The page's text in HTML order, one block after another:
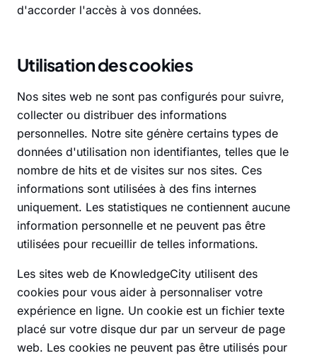
d'accorder l'accès à vos données.
Utilisation des cookies
Nos sites web ne sont pas configurés pour suivre,
collecter ou distribuer des informations
personnelles. Notre site génère certains types de
données d'utilisation non identifiantes, telles que le
nombre de hits et de visites sur nos sites. Ces
informations sont utilisées à des fins internes
uniquement. Les statistiques ne contiennent aucune
information personnelle et ne peuvent pas être
utilisées pour recueillir de telles informations.
Les sites web de KnowledgeCity utilisent des
cookies pour vous aider à personnaliser votre
expérience en ligne. Un cookie est un fichier texte
placé sur votre disque dur par un serveur de page
web. Les cookies ne peuvent pas être utilisés pour